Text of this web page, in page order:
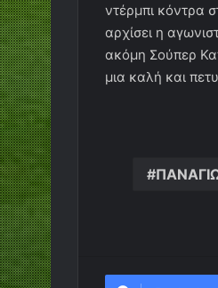
ντέρμπι κόντρα
αρχίσει η
ακόμη Σούπερ
μια καλή και